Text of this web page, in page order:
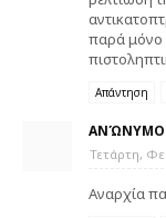
παρά μόνο
Απάντηση
Τετάρτη,
Αναρχία